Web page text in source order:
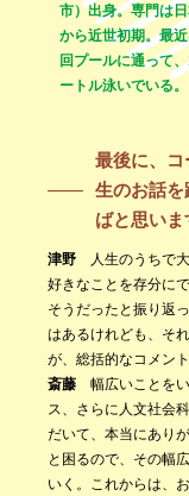
市）出身。専門は
から近世初期。最
回プールに通って
ートル泳いでいる。
最後に、
生のお話
ばと思いま
津野 人生のうちで大
好きなことを存分に
そうだったと振り返
はあるけれども、そ
が、総括的なコメン
斎藤 幅広いことを
ス、さらに人文社会
だいて、本当にあり
と困るので、その幅
いく。これからは、